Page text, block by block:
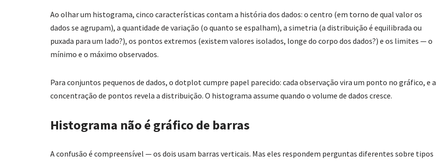
Ao olhar um histograma, cinco características contam a história dos dados: o centro (em torno de qual valor os
dados se agrupam), a quantidade de variação (o quanto se espalham), a simetria (a distribuição é equilibrada ou
puxada para um lado?), os pontos extremos (existem valores isolados, longe do corpo dos dados?) e os limites — o
mínimo e o máximo observados.
Para conjuntos pequenos de dados, o dotplot cumpre papel parecido: cada observação vira um ponto no gráfico, e a
concentração de pontos revela a distribuição. O histograma assume quando o volume de dados cresce.
Histograma não é gráfico de barras
A confusão é compreensível — os dois usam barras verticais. Mas eles respondem perguntas diferentes sobre tipos